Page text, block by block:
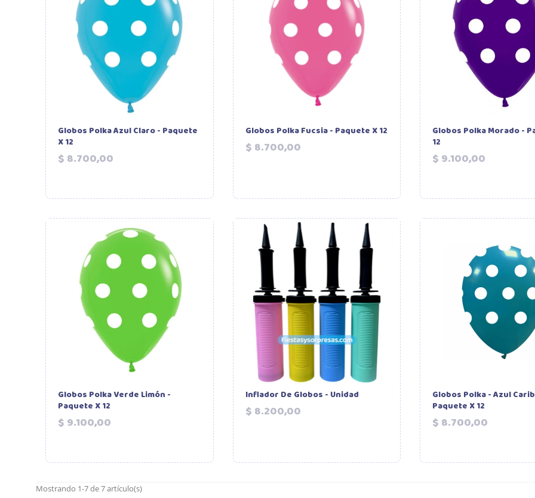
Globos Polka Azul Claro - Paquete
X 12
$ 8.700,00
Globos Polka Fucsia - Paquete X 12
$ 8.700,00Precio
Globos Polka Morado -
12
$ 9.100,00
Globos Polka Verde Limón -
Paquete X 12
$ 9.100,00
Inflador De Globos - Unidad
$ 8.200,00Precio
Globos Polka - Azul
Paquete X 12
$ 8.700,00
Mostrando 1-7 de 7 artículo(s)